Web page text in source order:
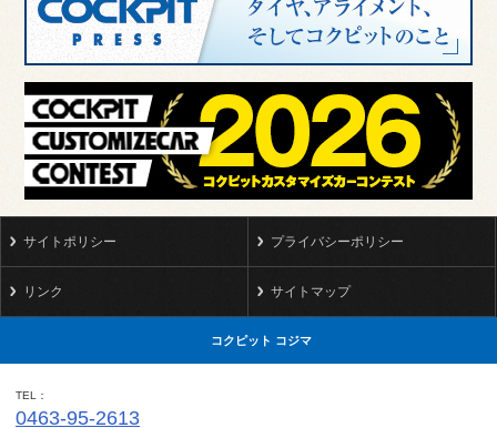
サイトポリシー プライバシーポリシー
リンク サイトマップ
コクピット コジマ
TEL
0463-95-2613